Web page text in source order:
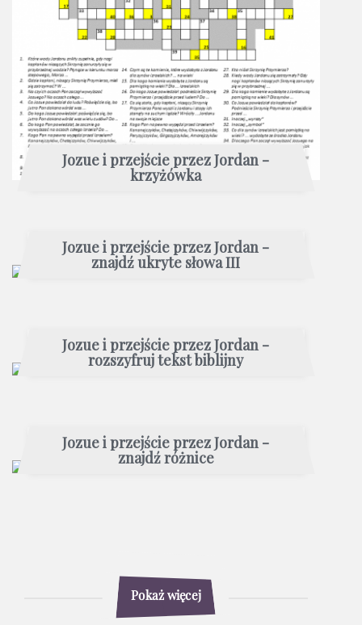
Jozue i przejście przez Jordan -
krzyżówka
Jozue i przejście przez Jordan -
znajdź ukryte słowa III
Jozue i przejście przez Jordan -
rozszyfruj tekst biblijny
Jozue i przejście przez Jordan -
znajdź różnice
Pokaż więcej